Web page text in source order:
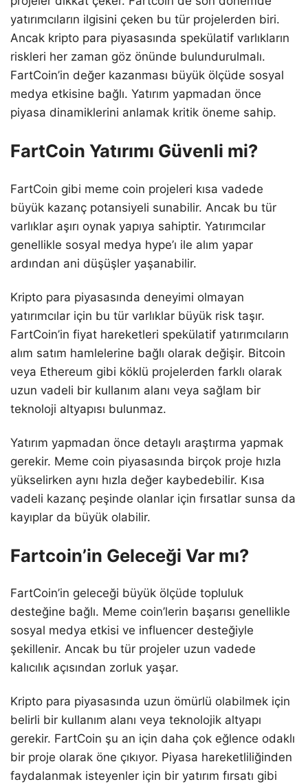
yatırımcıların ilgisini çeken bu tür projelerden biri.
Ancak kripto para piyasasında spekülatif varlıkların
riskleri her zaman göz önünde bulundurulmalı.
FartCoin’in değer kazanması büyük ölçüde sosyal
medya etkisine bağlı. Yatırım yapmadan önce
piyasa dinamiklerini anlamak kritik öneme sahip.
FartCoin Yatırımı Güvenli mi?
FartCoin gibi meme coin projeleri kısa vadede
büyük kazanç potansiyeli sunabilir. Ancak bu tür
varlıklar aşırı oynak yapıya sahiptir. Yatırımcılar
genellikle sosyal medya hype’ı ile alım yapar
ardından ani düşüşler yaşanabilir.
Kripto para piyasasında deneyimi olmayan
yatırımcılar için bu tür varlıklar büyük risk taşır.
FartCoin’in fiyat hareketleri spekülatif yatırımcıların
alım satım hamlelerine bağlı olarak değişir. Bitcoin
veya Ethereum gibi köklü projelerden farklı olarak
uzun vadeli bir kullanım alanı veya sağlam bir
teknoloji altyapısı bulunmaz.
Yatırım yapmadan önce detaylı araştırma yapmak
gerekir. Meme coin piyasasında birçok proje hızla
yükselirken aynı hızla değer kaybedebilir. Kısa
vadeli kazanç peşinde olanlar için fırsatlar sunsa da
kayıplar da büyük olabilir.
Fartcoin’in Geleceği Var mı?
FartCoin’in geleceği büyük ölçüde topluluk
desteğine bağlı. Meme coin’lerin başarısı genellikle
sosyal medya etkisi ve influencer desteğiyle
şekillenir. Ancak bu tür projeler uzun vadede
kalıcılık açısından zorluk yaşar.
Kripto para piyasasında uzun ömürlü olabilmek için
belirli bir kullanım alanı veya teknolojik altyapı
gerekir. FartCoin şu an için daha çok eğlence odaklı
bir proje olarak öne çıkıyor. Piyasa hareketliliğinden
faydalanmak isteyenler için bir yatırım fırsatı gibi